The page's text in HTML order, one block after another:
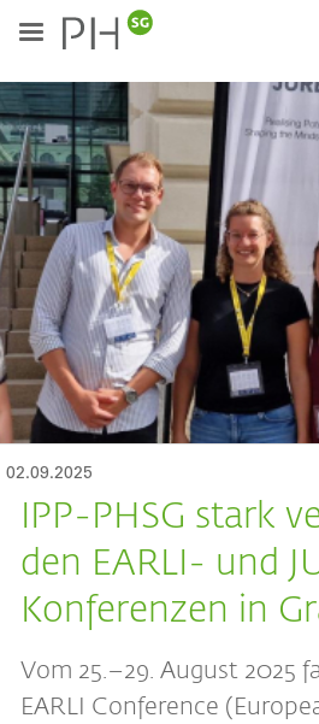
zum
Inhalt
02.09.2025
IPP-PHSG stark
den EARLI- und
Konferenzen in
Vom 25.–29. August 2025
EARLI Conference